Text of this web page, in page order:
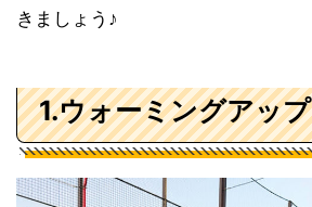
きましょう♪
1.ウォーミングアップ